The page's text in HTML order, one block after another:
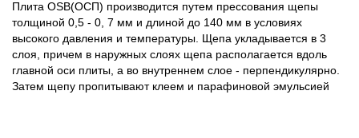
Плита OSB(ОСП) производится путем прессования щепы
толщиной 0,5 - 0, 7 мм и длиной до 140 мм в условиях
высокого давления и температуры. Щепа укладывается в 3
слоя, причем в наружных слоях щепа располагается вдоль
главной оси плиты, а во внутреннем слое - перпендикулярно.
Затем щепу пропитывают клеем и парафиновой эмульсией